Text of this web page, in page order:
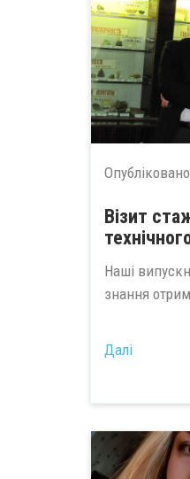
Візит
Наші
знання
Далі